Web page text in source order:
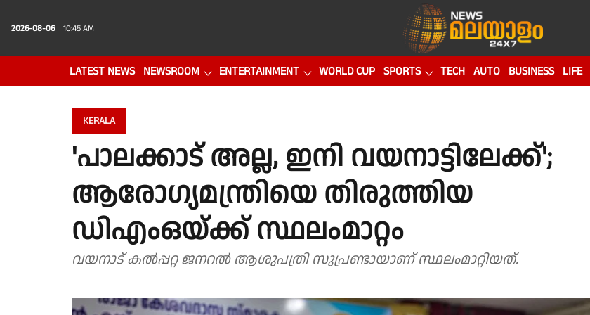
2026-08-06 10:45 AM
LATEST NEWS NEWSROOM ENTERTAINMENT WORLD CUP SPORTS TECH AUTO BUSINESS LIFE
KERALA
'പാലക്കാട് അല്ല, ഇനി വയനാട്ടിലേക്ക്';
ആരോഗ്യമന്ത്രിയെ തിരുത്തിയ
ഡിഎംഒയ്ക്ക് സ്ഥലംമാറ്റം
വയനാട് കൽപ്പറ്റ ജനറൽ ആശുപത്രി സുപ്രണ്ടായാണ് സ്ഥലംമാറ്റിയത്.